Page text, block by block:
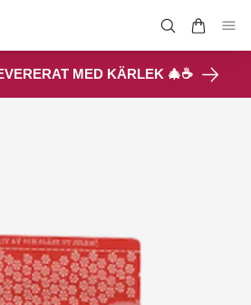
MED KÄRLEK 🎄☕